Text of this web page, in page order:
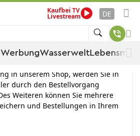
Kaufbei TV
Livestream DE
WerbungWasserwelt
in unserem Shop, werden Sie in
durch den Bestellvorgang
Weiteren können Sie mehrere
und Bestellungen in Ihrem